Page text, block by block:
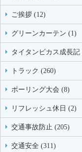
ご挨拶 (12)
グリーンカーテン (1)
タイタンビカス成長記
トラック (260)
ボーリング大会 (8)
リフレッシュ休日 (2)
交通事故防止 (205)
交通安全 (311)